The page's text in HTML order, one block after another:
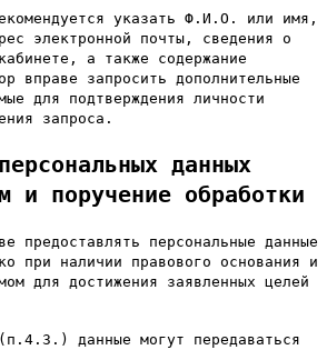
указать Ф.И.О. или имя,
электронной почты, сведения о
а также содержание
вправе запросить дополнительные
для подтверждения личности
запроса.
данных
и поручение обработки
предоставлять персональные данные
при наличии правового основания и
для достижения заявленных целей
данные могут передаваться